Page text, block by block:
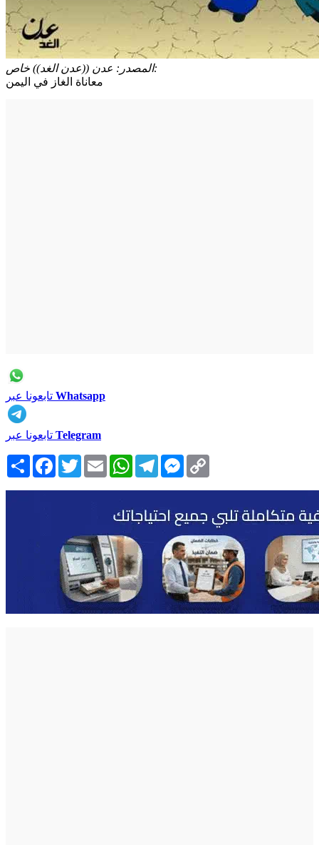
المصدر:عدن ((عدن الغد)) خاص:
معاناة الغاز في اليمن
Whatsapp
Telegram
انشر Facebook
TwitterEmail WhatsAppTelegramMessenger